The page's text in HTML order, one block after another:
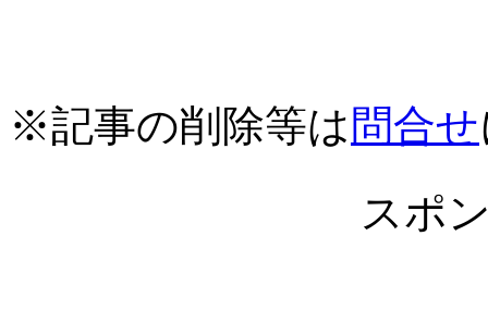
※記事の削除等は 問合せ
スポ